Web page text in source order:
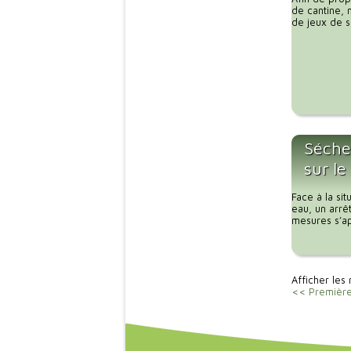
de cantine,
de jeux de
sur
Face à la
eau, un
mesures
Afficher les
<< Première